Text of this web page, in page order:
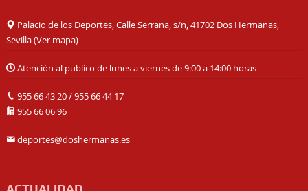
Palacio de los Deportes, Calle Serrana, s/n, 41702 Dos Hermanas,
Sevilla (Ver mapa)
Atención al publico de lunes a viernes de 9:00 a 14:00 horas
955 66 43 20/955 66 44 17
955 66 06 96
deportes@doshermanas.es